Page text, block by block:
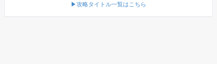
▶攻略タイトル一覧はこちら